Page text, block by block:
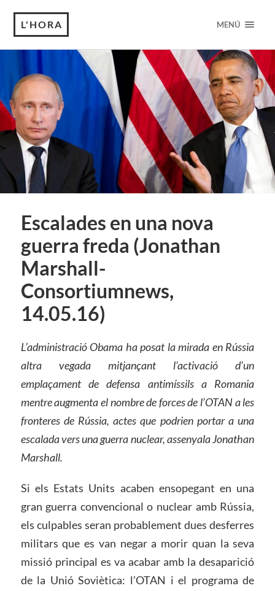
L'HORA MENÚ
Escalades en una nova
guerra freda (Jonathan
Marshall-
Consortiumnews,
14.05.16)
L’administració Obama ha posat la mirada en Rússia
altra vegada mitjançant l’activació d’un
emplaçament de defensa antimíssils a Romania
mentre augmenta el nombre de forces de l’OTAN a les
fronteres de Rússia, actes que podrien portar a una
escalada vers una guerra nuclear, assenyala Jonathan
Marshall.
Si els Estats Units acaben ensopegant en una
gran guerra convencional o nuclear amb Rússia,
els culpables seran probablement dues desferres
militars que es van negar a morir quan la seva
missió principal es va acabar amb la desaparició
de la Unió Soviètica: l’OTAN i el programa de